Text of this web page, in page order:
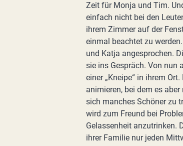
Zeit für Monja und Tim.
einfach nicht bei den
ihrem Zimmer auf der
einmal beachtet zu
und Katja angesprochen.
sie ins Gespräch. Von nun
einer „Kneipe“ in ihrem
animieren, bei dem es
sich manches Schöner zu
wird zum Freund bei
Gelassenheit anzutrinken.
ihrer Familie nur jeden